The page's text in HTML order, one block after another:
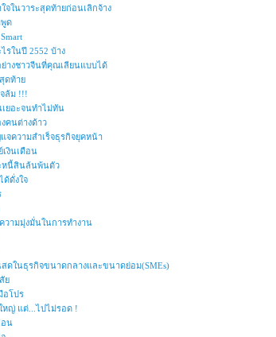
จในวาระสุดท้ายก่อนเลิกจ้าง
ด
รในปี 2552 บ้าง
างชาวจีนที่คุณเลียนแบบได้
ดท้าย
ล้ม !!!
เยอะจนทำไม่ทัน
คนต่างด้าว
จความสำเร็จธุรกิจยุคหน้า
งินเดือน
หนี้สินล้นพ้นตัว
ด้ดั่งใจ
วามมุ่งมั่นในการทำงาน
สดในธุรกิจขนาดกลางและขนาดย่อม(SMEs)
ย
อโปร
หญ่ แต่...ไปไม่รอด !
อน